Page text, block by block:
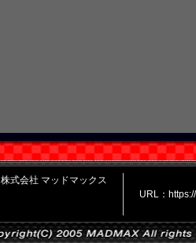
株式会社 マッドマックス
URL：